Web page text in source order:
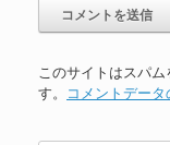
このサイトはスパ
す。 コメントデー